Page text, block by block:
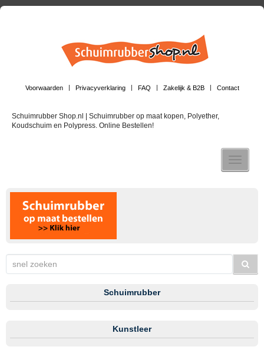
Voorwaarden Privacyverklaring FAQ Zakelijk & B2B Contact
Schuimrubber Shop.nl | Schuimrubber op maat kopen, Polyether,
Koudschuim en Polypress. Online Bestellen!
Toggle
Schuimrubber
Kunstleer